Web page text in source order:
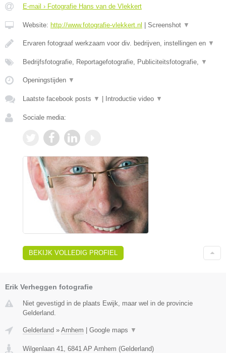
E-mail › Fotografie Hans van de Vlekkert
Website: http://www.fotografie-vlekkert.nl Screenshot ▼
Ervaren fotograaf werkzaam voor div. bedrijven, instellingen en ▼
Bedrijfsfotografie, Reportagefotografie, Publiciteitsfotografie, ▼
Openingstijden ▼
Laatste facebook posts ▼ Introductie video ▼
Sociale media:
BEKIJK VOLLEDIG PROFIEL
Erik Verheggen fotografie
Niet gevestigd in de plaats Ewijk, maar wel in de provincie
Gelderland.
Gelderland » Arnhem Google maps ▼
Wilgenlaan 41 6841 AP Arnhem (Gelderland)